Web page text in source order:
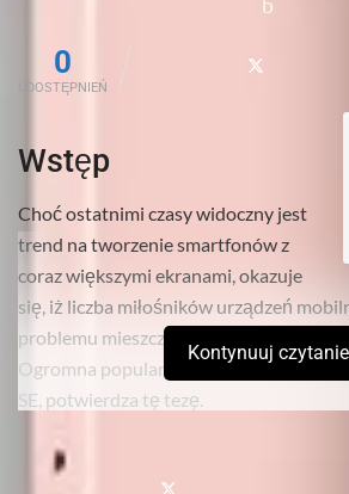
0
UDOSTĘPNIEŃ
Wstęp
Choć ostatnimi czasy widoczny jest
trend na tworzenie smartfonów z
coraz większymi ekranami, okazuje
się, iż liczba miłośników urządzeń
problemu mieszczą się w kieszeni
Ogromna popularność najnowszego
SE, potwierdza tę tezę.
Premiera wspomnianego urządzenia, jak
przypadku sprzętów z logiem
Kontynuuj czytanie